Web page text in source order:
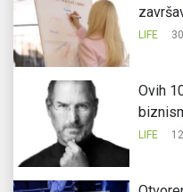
LIFE
Ovih
LIFE